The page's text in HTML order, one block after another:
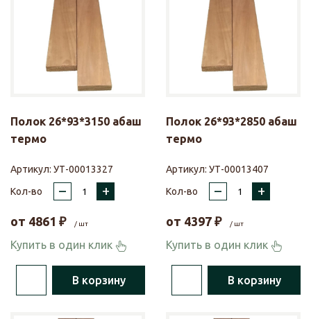
Полок 26*93*3150 абаш
термо
Артикул: УТ-00013327
Кол-во
– +
от 4861 ₽ / шт
Купить в один клик
В корзину
Полок 26*93*2850 абаш
термо
Артикул: УТ-00013407
Кол-во
– +
от 4397 ₽ / шт
Купить в один клик
В корзину